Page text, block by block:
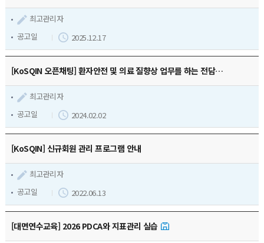
최고관리자
공고일
2025.12.17
[KoSQIN 오픈채팅] 환자안전 및 의료 질향상 업무를 하는 전담인력 간 소통을 위한 오픈 채팅방 개설
최고관리자
공고일
2024.02.02
[KoSQIN] 신규회원 관리 프로그램 안내
최고관리자
공고일
2022.06.13
[대면연수교육] 2026 PDCA와 지표관리 실습